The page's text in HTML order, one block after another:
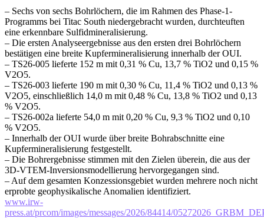
– Sechs von sechs Bohrlöchern, die im Rahmen des Phase-1-
Programms bei Titac South niedergebracht wurden, durchteuften
eine erkennbare Sulfidmineralisierung.
– Die ersten Analyseergebnisse aus den ersten drei Bohrlöchern
bestätigen eine breite Kupfermineralisierung innerhalb der OUI.
– TS26-005 lieferte 152 m mit 0,31 % Cu, 13,7 % TiO2 und 0,15 %
V2O5.
– TS26-003 lieferte 190 m mit 0,30 % Cu, 11,4 % TiO2 und 0,13 %
V2O5, einschließlich 14,0 m mit 0,48 % Cu, 13,8 % TiO2 und 0,13
% V2O5.
– TS26-002a lieferte 54,0 m mit 0,20 % Cu, 9,3 % TiO2 und 0,10
% V2O5.
– Innerhalb der OUI wurde über breite Bohrabschnitte eine
Kupfermineralisierung festgestellt.
– Die Bohrergebnisse stimmen mit den Zielen überein, die aus der
3D-VTEM-Inversionsmodellierung hervorgegangen sind.
– Auf dem gesamten Konzessionsgebiet wurden mehrere noch nicht
erprobte geophysikalische Anomalien identifiziert.
www.irw-
press.at/prcom/images/messages/2026/84414/